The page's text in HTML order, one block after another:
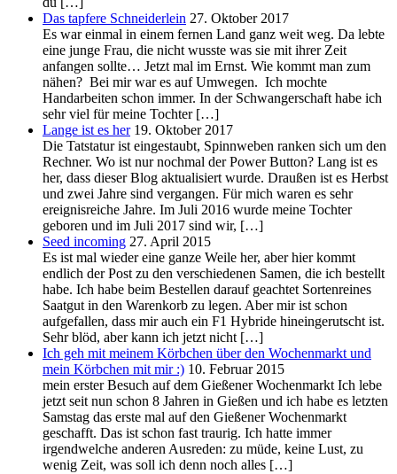
Das tapfere Schneiderlein 27. Oktober 2017
Es war einmal in einem fernen Land ganz weit weg. Da lebte
eine junge Frau, die nicht wusste was sie mit ihrer Zeit
anfangen sollte… Jetzt mal im Ernst. Wie kommt man zum
nähen? Bei mir war es auf Umwegen. Ich mochte
Handarbeiten schon immer. In der Schwangerschaft habe ich
sehr viel für meine Tochter […]
Lange ist es her 19. Oktober 2017
Die Tatstatur ist eingestaubt, Spinnweben ranken sich um den
Rechner. Wo ist nur nochmal der Power Button? Lang ist es
her, dass dieser Blog aktualisiert wurde. Draußen ist es Herbst
und zwei Jahre sind vergangen. Für mich waren es sehr
ereignisreiche Jahre. Im Juli 2016 wurde meine Tochter
geboren und im Juli 2017 sind wir, […]
Seed incoming 27. April 2015
Es ist mal wieder eine ganze Weile her, aber hier kommt
endlich der Post zu den verschiedenen Samen, die ich bestellt
habe. Ich habe beim Bestellen darauf geachtet Sortenreines
Saatgut in den Warenkorb zu legen. Aber mir ist schon
aufgefallen, dass mir auch ein F1 Hybride hineingerutscht ist.
Sehr blöd, aber kann ich jetzt nicht […]
Ich geh mit meinem Körbchen über den Wochenmarkt und
mein Körbchen mit mir :) 10. Februar 2015
mein erster Besuch auf dem Gießener Wochenmarkt Ich lebe
jetzt seit nun schon 8 Jahren in Gießen und ich habe es letzten
Samstag das erste mal auf den Gießener Wochenmarkt
geschafft. Das ist schon fast traurig. Ich hatte immer
irgendwelche anderen Ausreden: zu müde, keine Lust, zu
wenig Zeit, was soll ich denn noch alles […]